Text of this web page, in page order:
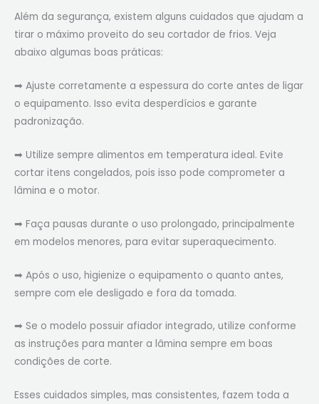
Além da segurança, existem alguns cuidados que ajudam a
tirar o máximo proveito do seu cortador de frios. Veja
abaixo algumas boas práticas:
➡ Ajuste corretamente a espessura do corte antes de ligar
o equipamento. Isso evita desperdícios e garante
padronização.
➡ Utilize sempre alimentos em temperatura ideal. Evite
cortar itens congelados, pois isso pode comprometer a
lâmina e o motor.
➡ Faça pausas durante o uso prolongado, principalmente
em modelos menores, para evitar superaquecimento.
➡ Após o uso, higienize o equipamento o quanto antes,
sempre com ele desligado e fora da tomada.
➡ Se o modelo possuir afiador integrado, utilize conforme
as instruções para manter a lâmina sempre em boas
condições de corte.
Esses cuidados simples, mas consistentes, fazem toda a